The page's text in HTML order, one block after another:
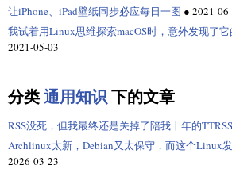
让iPhone、iPad壁纸同步必应每日一图 ● 2021-
我试着用Linux思维探索macOS时，意外发现了
2021-05-03
分类通用知识下的文章
RSS没死，但我最终还是关掉了陪我十年的TTRSS
Archlinux太新，Debian又太保守，而这个Linux
2026-03-23